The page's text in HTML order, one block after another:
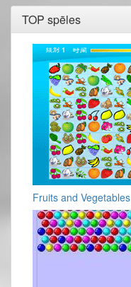
TOP spēles
Fruits and Vegetables